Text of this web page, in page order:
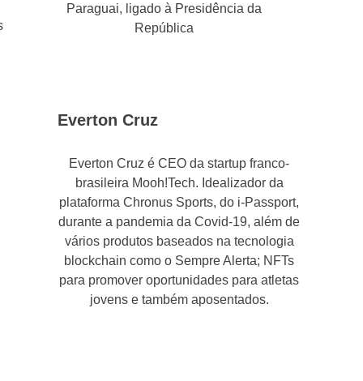
Paraguai, ligado à Presidência da
República
Everton Cruz
Everton Cruz é CEO da startup franco-
brasileira Mooh!Tech. Idealizador da
plataforma Chronus Sports, do i-Passport,
durante a pandemia da Covid-19, além de
vários produtos baseados na tecnologia
blockchain como o Sempre Alerta; NFTs
para promover oportunidades para atletas
jovens e também aposentados.